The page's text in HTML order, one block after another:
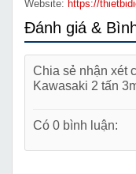
Website: https://
Đánh giá &
Chia sẻ nhận xét
Kawasaki 2 tấn
Có 0 bình luận: